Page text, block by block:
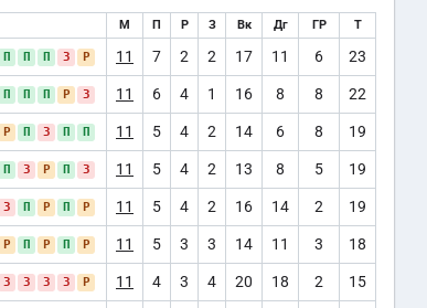
М П Р З Вк Дг ГР Т
П П П З Р 11 7 2 2 17 11 6 23
П П П Р З 11 6 4 1 16 8 8 22
Р П З П П 11 5 4 2 14 6 8 19
П З Р П З 11 5 4 2 13 8 5 19
З П Р П Р 11 5 4 2 16 14 2 19
Р П Р П Р 11 5 3 3 14 11 3 18
З З З З Р 11 4 3 4 20 18 2 15